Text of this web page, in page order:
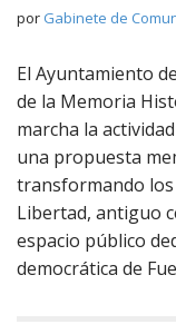
por Gabinete de
El Ayuntamiento
de la Memoria
marcha la
una propuesta
transformando los
Libertad, antiguo
espacio público
democrática de